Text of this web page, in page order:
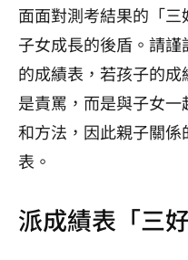
面面對測考結果的「
子女成長的後盾。請
的成績表，若孩子的
是責罵，而是與子女
和方法，因此親子關
表。
派成績表「三